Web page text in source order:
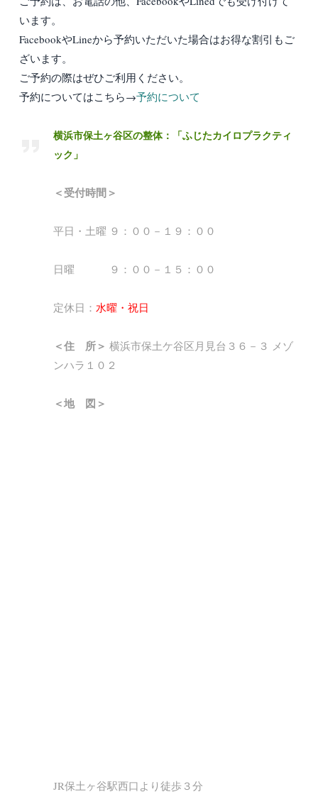
います。
FacebookやLineから予約いただいた場合はお得な割引もご
ざいます。
ご予約の際はぜひご利用ください。
予約についてはこちら→予約について
横浜市保土ヶ谷区の整体：「ふじたカイロプラクティ
ック」
＜受付時間＞
平日・土曜 ９：００－１９：００
日曜 ９：００－１５：００
定休日： 水曜・祝日
＜住 所＞ 横浜市保土ケ谷区月見台３６－３ メゾ
ンハラ１０２
＜地 図＞
JR保土ヶ谷駅西口より徒歩３分